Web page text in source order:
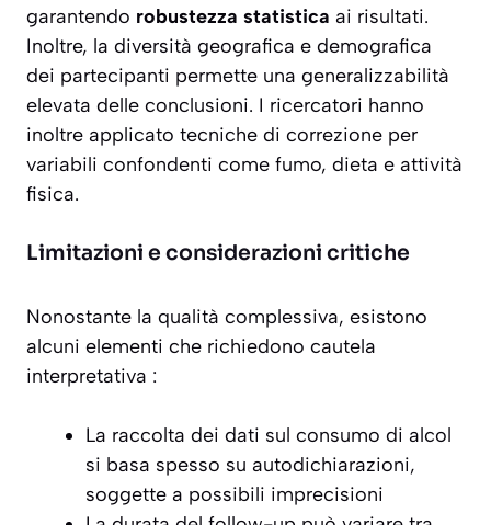
garantendo robustezza statistica ai risultati.
Inoltre, la diversità geografica e demografica
dei partecipanti permette una generalizzabilità
elevata delle conclusioni. I ricercatori hanno
inoltre applicato tecniche di correzione per
variabili confondenti come fumo, dieta e attività
fisica.
Limitazioni e considerazioni critiche
Nonostante la qualità complessiva, esistono
alcuni elementi che richiedono cautela
interpretativa :
La raccolta dei dati sul consumo di alcol
si basa spesso su autodichiarazioni,
soggette a possibili imprecisioni